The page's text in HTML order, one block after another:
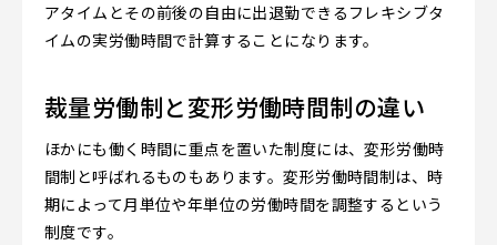
アタイムとその前後の自由に出退勤できるフレキシブタ
イムの実労働時間で計算することになります。
裁量労働制と変形労働時間制の違い
ほかにも働く時間に重点を置いた制度には、変形労働時
間制と呼ばれるものもあります。変形労働時間制は、時
期によって月単位や年単位の労働時間を調整するという
制度です。